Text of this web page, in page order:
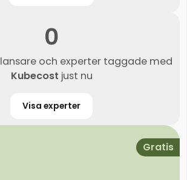
0
och experter taggade med
Kubecost just nu
Visa experter
Gratis